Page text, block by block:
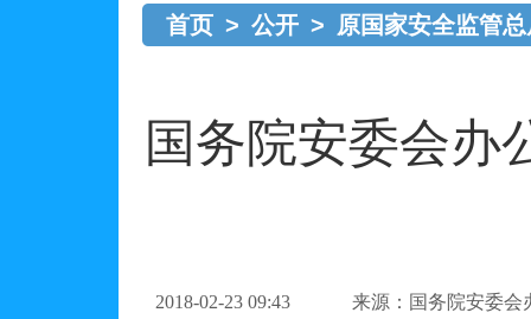
首页 > 公开 > 原国家安全监管
国务院安委会办
2018-02-23 09:43 来源：国务院安委会